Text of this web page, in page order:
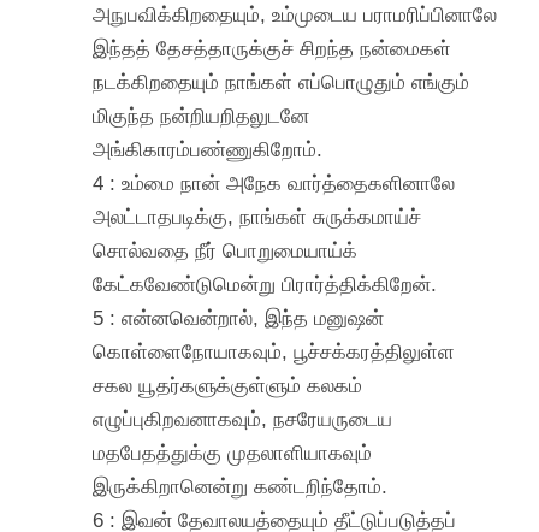
அநுபவிக்கிறதையும், உம்முடைய பராமரிப்பினாலே
இந்தத் தேசத்தாருக்குச் சிறந்த நன்மைகள்
நடக்கிறதையும் நாங்கள் எப்பொழுதும் எங்கும்
மிகுந்த நன்றியறிதலுடனே
அங்கிகாரம்பண்ணுகிறோம்.
4 : உம்மை நான் அநேக வார்த்தைகளினாலே
அலட்டாதபடிக்கு, நாங்கள் சுருக்கமாய்ச்
சொல்வதை நீர் பொறுமையாய்க்
கேட்கவேண்டுமென்று பிரார்த்திக்கிறேன்.
5 : என்னவென்றால், இந்த மனுஷன்
கொள்ளைநோயாகவும், பூச்சக்கரத்திலுள்ள
சகல யூதர்களுக்குள்ளும் கலகம்
எழுப்புகிறவனாகவும், நசரேயருடைய
மதபேதத்துக்கு முதலாளியாகவும்
இருக்கிறானென்று கண்டறிந்தோம்.
6 : இவன் தேவாலயத்தையும் தீட்டுப்படுத்தப்